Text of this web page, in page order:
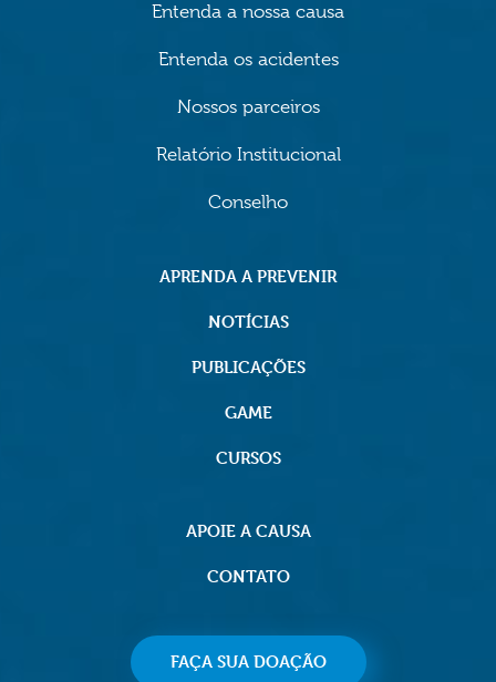
Entenda a nossa causa
Entenda os acidentes
Nossos parceiros
Relatório Institucional
Conselho
APRENDA A PREVENIR
NOTÍCIAS
PUBLICAÇÕES
GAME
CURSOS
APOIE A CAUSA
CONTATO
FAÇA SUA DOAÇÃO